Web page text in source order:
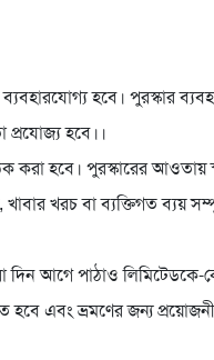
হবে। পুরস্কার
প্রযোজ্য হবে।।
করা হবে। পুরস্কারের আওতায়
খরচ বা ব্যক্তিগত ব্যয়
দিন আগে পাঠাও লিমিটেডকে-
এবং ভ্রমণের জন্য